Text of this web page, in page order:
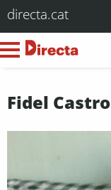
directa.cat
Fidel Castro